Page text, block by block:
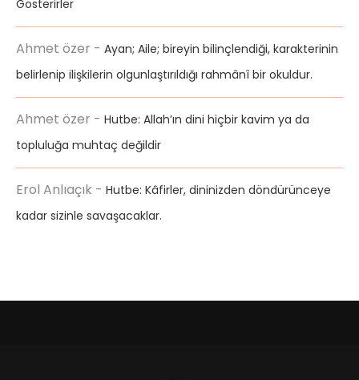
Gösterirler
Ahmet özer - Ayan; Aile; bireyin bilinçlendiği, karakterinin
belirlenip ilişkilerin olgunlaştırıldığı rahmânî bir okuldur.
Ahmet özer - Hutbe: Allah’ın dini hiçbir kavim ya da
topluluğa muhtaç değildir
Erol Anlıaçık - Hutbe: Kâfirler, dininizden döndürünceye
kadar sizinle savaşacaklar.